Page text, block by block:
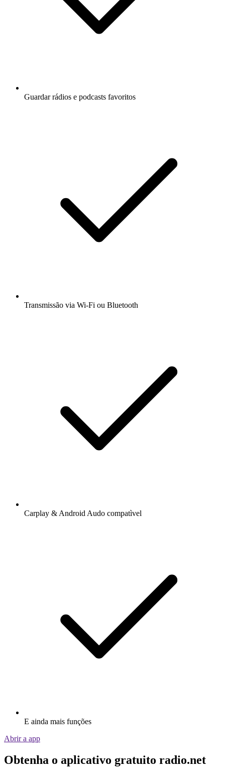
Guardar rádios e podcasts favoritos
Transmissão via Wi-Fi ou Bluetooth
Carplay & Android Audo compatìvel
E ainda mais funções
Abrir a app
Obtenha o aplicativo gratuito radio.net